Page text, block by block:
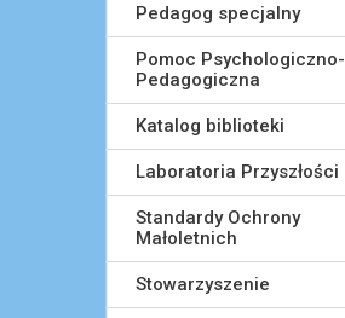
Pedagog specjalny
Pomoc Psychologiczno-
Pedagogiczna
Katalog biblioteki
Laboratoria Przyszłości
Standardy Ochrony
Małoletnich
Stowarzyszenie